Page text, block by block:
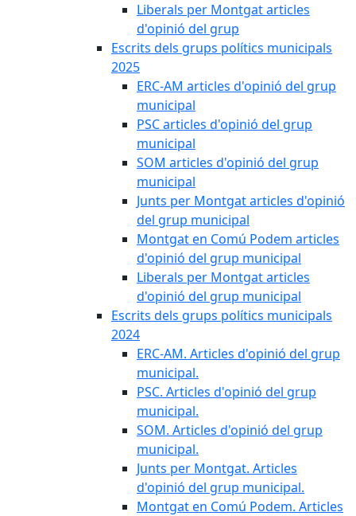
Liberals per Montgat articles
d'opinió del grup
Escrits dels grups polítics municipals
2025
ERC-AM articles d'opinió del grup
municipal
PSC articles d'opinió del grup
municipal
SOM articles d'opinió del grup
municipal
Junts per Montgat articles d'opinió
del grup municipal
Montgat en Comú Podem articles
d'opinió del grup municipal
Liberals per Montgat articles
d'opinió del grup municipal
Escrits dels grups polítics municipals
2024
ERC-AM. Articles d'opinió del grup
municipal.
PSC. Articles d'opinió del grup
municipal.
SOM. Articles d'opinió del grup
municipal.
Junts per Montgat. Articles
d'opinió del grup municipal.
Montgat en Comú Podem. Articles